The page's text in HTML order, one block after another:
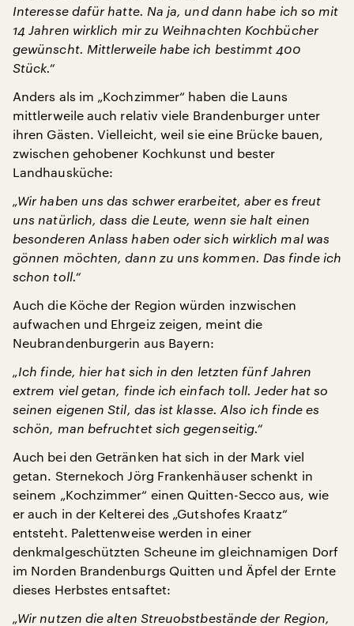
Interesse dafür hatte. Na ja, und dann habe ich so mit
14 Jahren wirklich mir zu Weihnachten Kochbücher
gewünscht. Mittlerweile habe ich bestimmt 400
Stück.“
Anders als im „Kochzimmer“ haben die Launs
mittlerweile auch relativ viele Brandenburger unter
ihren Gästen. Vielleicht, weil sie eine Brücke bauen,
zwischen gehobener Kochkunst und bester
Landhausküche:
„Wir haben uns das schwer erarbeitet, aber es freut
uns natürlich, dass die Leute, wenn sie halt einen
besonderen Anlass haben oder sich wirklich mal was
gönnen möchten, dann zu uns kommen. Das finde ich
schon toll.“
Auch die Köche der Region würden inzwischen
aufwachen und Ehrgeiz zeigen, meint die
Neubrandenburgerin aus Bayern:
„Ich finde, hier hat sich in den letzten fünf Jahren
extrem viel getan, finde ich einfach toll. Jeder hat so
seinen eigenen Stil, das ist klasse. Also ich finde es
schön, man befruchtet sich gegenseitig.“
Auch bei den Getränken hat sich in der Mark viel
getan. Sternekoch Jörg Frankenhäuser schenkt in
seinem „Kochzimmer“ einen Quitten-Secco aus, wie
er auch in der Kelterei des „Gutshofes Kraatz“
entsteht. Palettenweise werden in einer
denkmalgeschützten Scheune im gleichnamigen Dorf
im Norden Brandenburgs Quitten und Äpfel der Ernte
dieses Herbstes entsaftet:
„Wir nutzen die alten Streuobstbestände der Region,